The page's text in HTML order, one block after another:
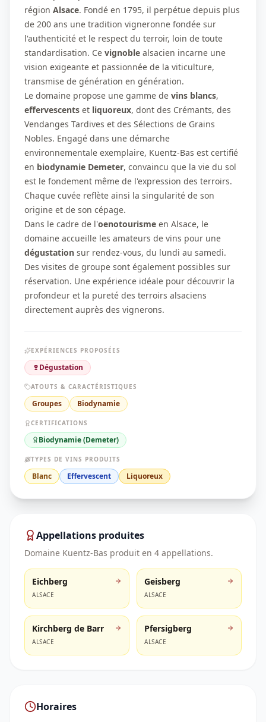
région Alsace. Fondé en 1795, il perpétue depuis plus
de 200 ans une tradition vigneronne fondée sur
l'authenticité et le respect du terroir, loin de toute
standardisation. Ce vignoble alsacien incarne une
vision exigeante et passionnée de la viticulture,
transmise de génération en génération.
Le domaine propose une gamme de vins blancs,
effervescents et liquoreux, dont des Crémants, des
Vendanges Tardives et des Sélections de Grains
Nobles. Engagé dans une démarche
environnementale exemplaire, Kuentz-Bas est certifié
en biodynamie Demeter, convaincu que la vie du sol
est le fondement même de l'expression des terroirs.
Chaque cuvée reflète ainsi la singularité de son
origine et de son cépage.
Dans le cadre de l'oenotourisme en Alsace, le
domaine accueille les amateurs de vins pour une
dégustation sur rendez-vous, du lundi au samedi.
Des visites de groupe sont également possibles sur
réservation. Une expérience idéale pour découvrir la
profondeur et la pureté des terroirs alsaciens
directement auprès des vignerons.
EXPÉRIENCES PROPOSÉES
🍷Dégustation
ATOUTS & CARACTÉRISTIQUES
Groupes Biodynamie
CERTIFICATIONS
Biodynamie (Demeter)
TYPES DE VINS PRODUITS
Blanc Effervescent Liquoreux
Appellations produites
Domaine Kuentz-Bas produit en 4 appellations.
Eichberg
ALSACE
Geisberg
ALSACE
Kirchberg de Barr
ALSACE
Pfersigberg
ALSACE
Horaires